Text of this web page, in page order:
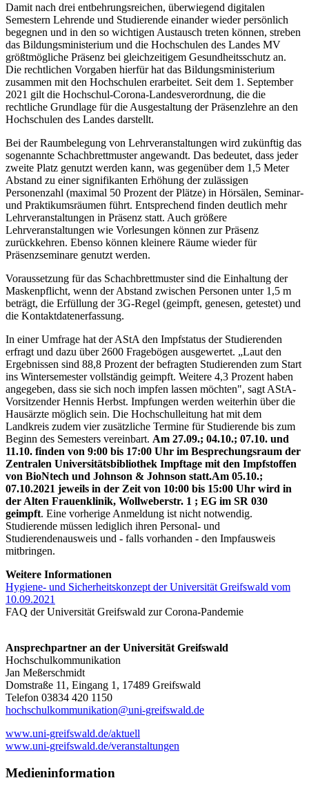
Damit nach drei entbehrungsreichen, überwiegend digitalen
Semestern Lehrende und Studierende einander wieder persönlich
begegnen und in den so wichtigen Austausch treten können, streben
das Bildungsministerium und die Hochschulen des Landes MV
größtmögliche Präsenz bei gleichzeitigem Gesundheitsschutz an.
Die rechtlichen Vorgaben hierfür hat das Bildungsministerium
zusammen mit den Hochschulen erarbeitet. Seit dem 1. September
2021 gilt die Hochschul-Corona-Landesverordnung, die die
rechtliche Grundlage für die Ausgestaltung der Präsenzlehre an den
Hochschulen des Landes darstellt.
Bei der Raumbelegung von Lehrveranstaltungen wird zukünftig das
sogenannte Schachbrettmuster angewandt. Das bedeutet, dass jeder
zweite Platz genutzt werden kann, was gegenüber dem 1,5 Meter
Abstand zu einer signifikanten Erhöhung der zulässigen
Personenzahl (maximal 50 Prozent der Plätze) in Hörsälen, Seminar-
und Praktikumsräumen führt. Entsprechend finden deutlich mehr
Lehrveranstaltungen in Präsenz statt. Auch größere
Lehrveranstaltungen wie Vorlesungen können zur Präsenz
zurückkehren. Ebenso können kleinere Räume wieder für
Präsenzseminare genutzt werden.
Voraussetzung für das Schachbrettmuster sind die Einhaltung der
Maskenpflicht, wenn der Abstand zwischen Personen unter 1,5 m
beträgt, die Erfüllung der 3G-Regel (geimpft, genesen, getestet) und
die Kontaktdatenerfassung.
In einer Umfrage hat der AStA den Impfstatus der Studierenden
erfragt und dazu über 2600 Fragebögen ausgewertet. „Laut den
Ergebnissen sind 88,8 Prozent der befragten Studierenden zum Start
ins Wintersemester vollständig geimpft. Weitere 4,3 Prozent haben
angegeben, dass sie sich noch impfen lassen möchten", sagt AStA-
Vorsitzender Hennis Herbst. Impfungen werden weiterhin über die
Hausärzte möglich sein. Die Hochschulleitung hat mit dem
Landkreis zudem vier zusätzliche Termine für Studierende bis zum
Beginn des Semesters vereinbart. Am 27.09.; 04.10.; 07.10. und
11.10. finden von 9:00 bis 17:00 Uhr im Besprechungsraum der
Zentralen Universitätsbibliothek Impftage mit den Impfstoffen
von BioNtech und Johnson & Johnson statt.Am 05.10.;
07.10.2021 jeweils in der Zeit von 10:00 bis 15:00 Uhr wird in
der Alten Frauenklinik, Wollweberstr. 1 ; EG im SR 030
geimpft. Eine vorherige Anmeldung ist nicht notwendig.
Studierende müssen lediglich ihren Personal- und
Studierendenausweis und - falls vorhanden - den Impfausweis
mitbringen.
Weitere Informationen
Hygiene- und Sicherheitskonzept der Universität Greifswald vom
10.09.2021
FAQ der Universität Greifswald zur Corona-Pandemie
Ansprechpartner an der Universität Greifswald
Hochschulkommunikation
Jan Meßerschmidt
Domstraße 11, Eingang 1, 17489 Greifswald
Telefon 03834 420 1150
hochschulkommunikation@uni-greifswald.de
www.uni-greifswald.de/aktuell
www.uni-greifswald.de/veranstaltungen
Medieninformation